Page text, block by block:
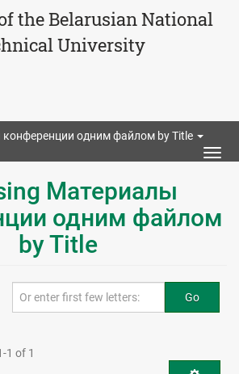
the Belarusian National
University
одним файлом by Title
Материалы
одним файлом
by Title
Go
1 of 1